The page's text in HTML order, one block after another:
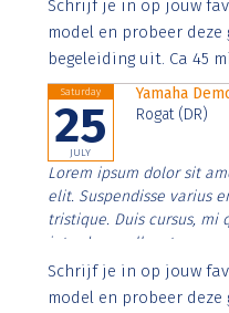
imperdiet. Nunc ut sem
Schrijf je in op jouw
model en probeer
begeleiding uit. Ca 45
Saturday
25
JULY
Yamaha
Rogat (DR)
Lorem ipsum dolor sit
elit. Suspendisse varius
tristique. Duis cursus, mi
interdum nulla, ut
Aenean faucibus nibh et
imperdiet. Nunc ut sem
Schrijf je in op jouw
model en probeer